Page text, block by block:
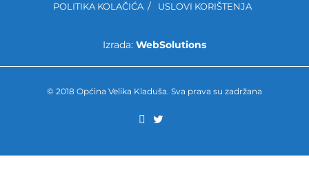
POLITIKA KOLAČIĆA
USLOVI KORIŠTENJA
Izrada: WebSolutions
© 2018 Općina Velika Kladuša. Sva prava su zadržana